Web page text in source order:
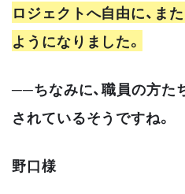
ロジェクトへ自由に、ま
ようになりました。
──ちなみに、職員の方た
されているそうですね。
野口様